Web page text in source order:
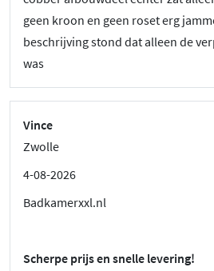
geen kroon en geen roset erg
beschrijving stond dat alleen de
was
Vince
Zwolle
4-08-2026
Badkamerxxl.nl
Scherpe prijs en snelle levering!